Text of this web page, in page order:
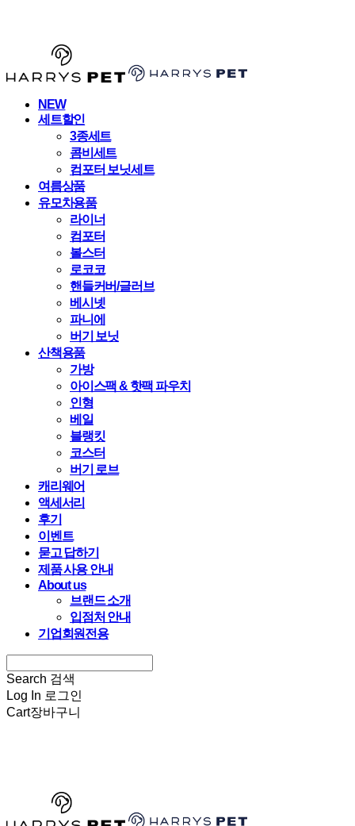
NEW
세트할인
3종세트
콤비세트
컴포터 보닛세트
여름상품
유모차용품
라이너
컴포터
볼스터
로코코
핸들커버/글러브
베시넷
파니에
버기 보닛
산책용품
가방
아이스팩 & 핫팩 파우치
인형
베일
블랭킷
코스터
버기 로브
캐리웨어
액세서리
후기
이벤트
묻고 답하기
제품 사용 안내
About us
브랜드 소개
입점처 안내
기업회원전용
Search 검색
Log In 로그인
Cart장바구니